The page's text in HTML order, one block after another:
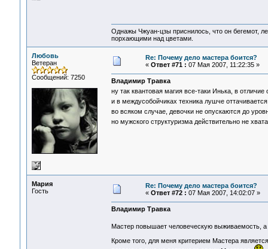
Однажы Чжуан-цзы приснилось, что он бегемот,
порхающими над цветами.
Любовь
Ветеран
Сообщений: 7250
Re: Почему дело мастера боится?
« Ответ #71 : 07 Мая 2007, 11:22:35 »
Владимир Травка
ну так квантовая магия все-таки Инька, в
и в междусобойчиках техника лушче
во всяком случае, девочки не опускаются до
но мужского структуризма действительно не
Мария
Гость
Re: Почему дело мастера боится?
« Ответ #72 : 07 Мая 2007, 14:02:07 »
Владимир Травка
Мастер повышает человеческую выживаемость,
Кроме того, для меня критерием Мастера